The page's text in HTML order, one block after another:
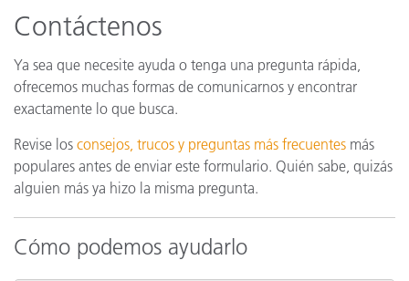
Contáctenos
Ya sea que necesite ayuda o tenga una pregunta rápida,
ofrecemos muchas formas de comunicarnos y encontrar
exactamente lo que busca.
Revise los consejos, trucos y preguntas más frecuentes más
populares antes de enviar este formulario. Quién sabe, quizás
alguien más ya hizo la misma pregunta.
Cómo podemos ayudarlo